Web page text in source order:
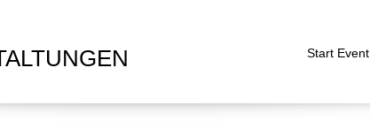
Start Event